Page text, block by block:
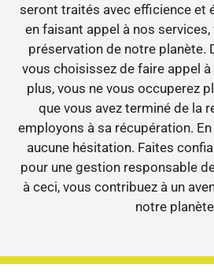
seront traités avec efficience et
en faisant appel à nos
préservation de notre planète.
vous choisissez de faire appel
plus, vous ne vous occuperez
que vous avez terminé de la
employons à sa récupération.
aucune hésitation. Faites
pour une gestion responsable
à ceci, vous contribuez à un
notre